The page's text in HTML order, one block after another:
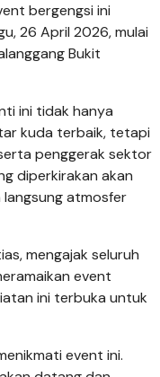
bergengsi ini
26 April 2026, mulai
Bukit
ini tidak hanya
kuda terbaik, tetapi
penggerak sektor
diperkirakan akan
atmosfer
mengajak seluruh
event
ini terbuka untuk
event ini.